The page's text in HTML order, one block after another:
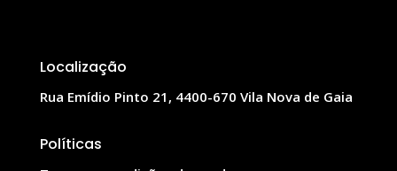
Localização
Rua Emídio Pinto 21, 4400-670 Vila Nova de Gaia
Políticas